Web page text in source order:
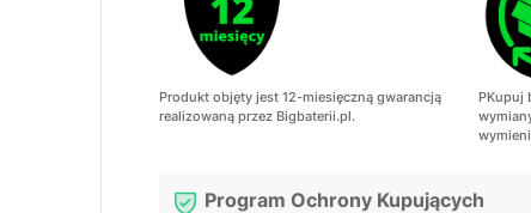
Produkt objęty jest 12-miesięczną gwarancją
realizowaną przez Bigbaterii.pl.
PKupuj
Program Ochrony Kupujących